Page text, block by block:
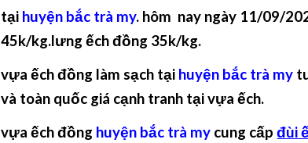
tại huyện bắc trà my. hôm nay ngày 11/09/
45k/kg.lưng ếch đồng 35k/kg.
vựa ếch đồng làm sạch tại huyện bắc trà my
và toàn quốc giá cạnh tranh tại vựa ếch.
vựa ếch đồng huyện bắc trà my cung cấpđùi